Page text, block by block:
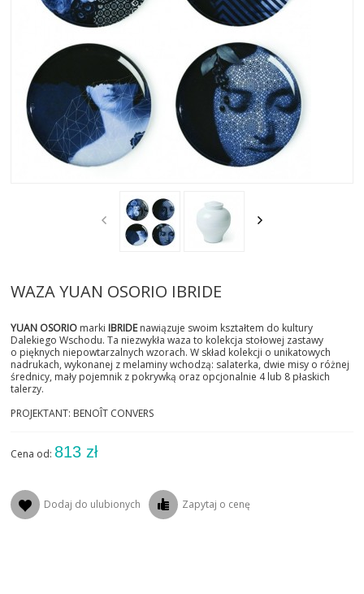
AKTUALNOSCI
STREFA-PROJEKTANTA
REALIZACJE
INSPIRACJE
WAZA YUAN OSORIO IBRIDE
YUAN OSORIO marki IBRIDEnawiązuje swoim kształtem do kultury
Dalekiego Wschodu. Ta niezwykła waza to kolekcja stołowej zastawy
o pięknych niepowtarzalnych wzorach. W skład kolekcji o unikatowych
nadrukach, wykonanej z melaminy wchodzą: salaterka, dwie misy o różnej
średnicy, mały pojemnik z pokrywką oraz opcjonalnie 4 lub 8 płaskich
talerzy.
PROJEKTANT: BENOÎT CONVERS
Cena od: 813 zł
Dodaj do ulubionych Zapytaj o cenę